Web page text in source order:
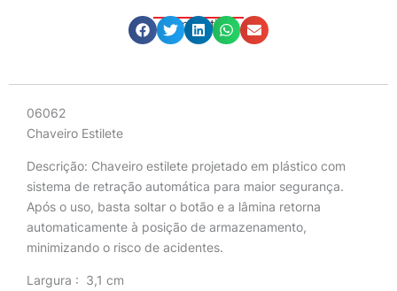
Compartilhe
06062
Chaveiro Estilete
Descrição: Chaveiro estilete projetado em plástico com
sistema de retração automática para maior segurança.
Após o uso, basta soltar o botão e a lâmina retorna
automaticamente à posição de armazenamento,
minimizando o risco de acidentes.
Largura : 3,1 cm